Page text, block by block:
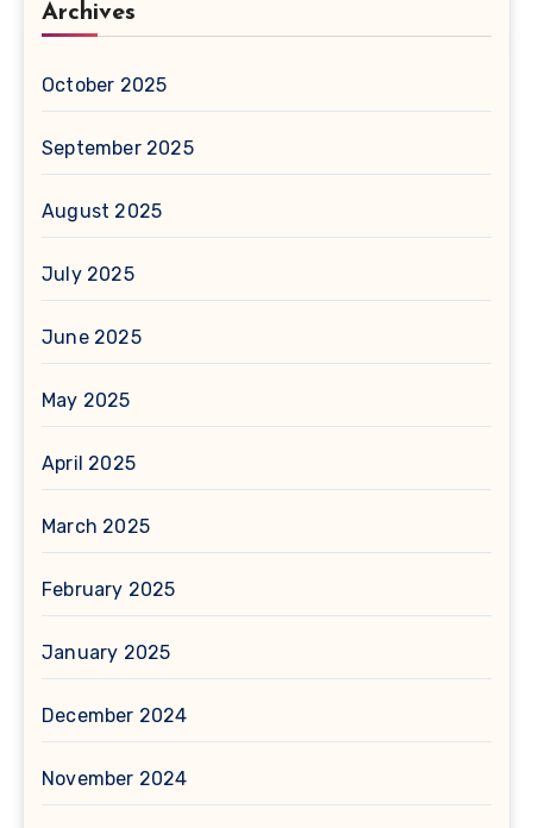
Archives
October 2025
September 2025
August 2025
July 2025
June 2025
May 2025
April 2025
March 2025
February 2025
January 2025
December 2024
November 2024